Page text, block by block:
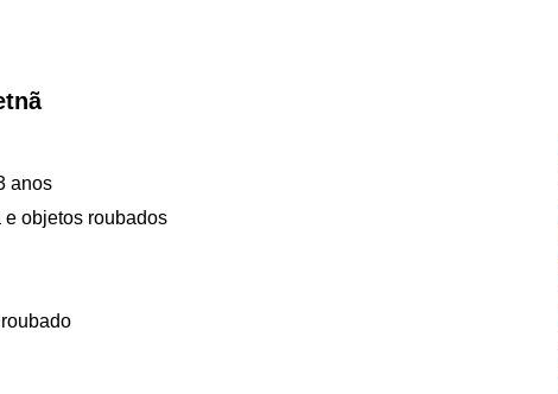
anos
e objetos roubados